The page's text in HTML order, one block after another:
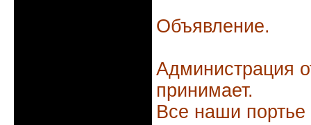
Объявление.
Администрация
принимает.
Все наши